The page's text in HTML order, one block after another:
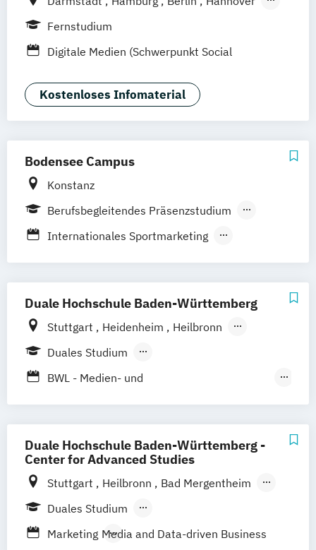
Bonn
Nürnberg
Zürich Rostock Dortmund
Fernstudium
Digitale Medien (Schwerpunkt Social
Kostenloses Infomaterial
Bodensee Campus
Konstanz
Berufsbegleitendes Präsenzstudium
Duales Studium
Vollzeit
Internationales Sportmarketing
Duale Hochschule Baden-Württemberg
Stuttgart Heidenheim
Heilbronn
Mannheim
Ravensburg
Duales Studium
Berufsbegleitendes Präsenzstudium
BWL - Medien- und
Business Management (Schwerpunkt
Marketing)
Medien und Marketing)
Duale Hochschule Baden-Württemberg -
Center for Advanced Studies
Stuttgart Heilbronn
Bad Mergentheim
Friedrichshafen
Ravensburg Villingen-Schwenningen
Duales Studium
Berufsbegleitendes Präsenzstudium
Marketing Media and Data-driven Business